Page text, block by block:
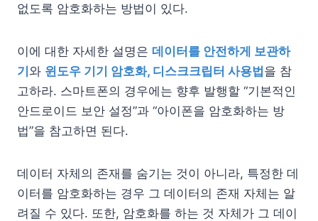
없도록 암호화하는 방법이 있다.
이에 대한 자세한 설명은 데이터를 안전하게 보관하
기와 윈도우 기기 암호화, 디스크크립터 사용법을 참
고하라. 스마트폰의 경우에는 향후 발행할 “기본적인
안드로이드 보안 설정”과 “아이폰을 암호화하는 방
법”을 참고하면 된다.
데이터 자체의 존재를 숨기는 것이 아니라, 특정한 데
이터를 암호화하는 경우 그 데이터의 존재 자체는 알
려질 수 있다. 또한, 암호화를 하는 것 자체가 그 데이